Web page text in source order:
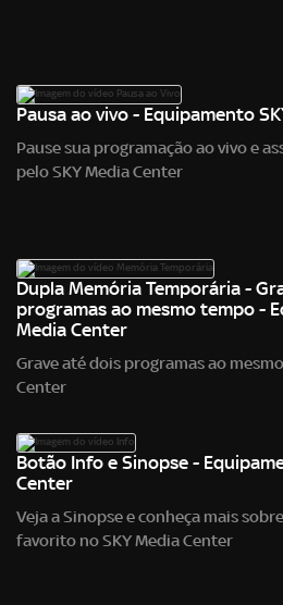
Pausa ao vivo - Equipamento
Pause sua programação ao vivo e
pelo SKY Media Center
Dupla Memória Temporária -
programas ao mesmo tempo -
Media Center
Grave até dois programas ao
Center
Botão Info e Sinopse -
Center
Veja a Sinopse e conheça mais
favorito no SKY Media Center